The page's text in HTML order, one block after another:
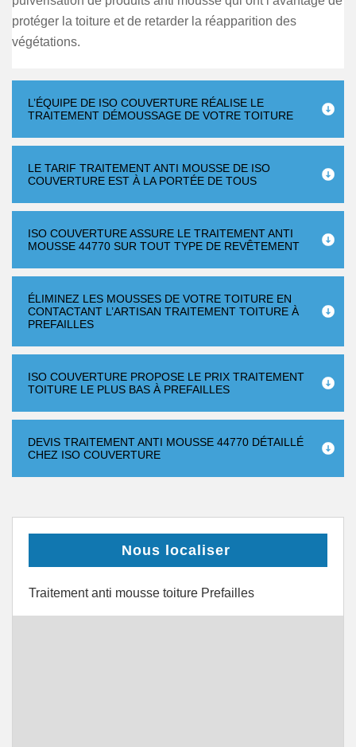
protéger la toiture et de retarder la réapparition des
végétations.
L’ÉQUIPE DE ISO COUVERTURE RÉALISE LE
TRAITEMENT DÉMOUSSAGE DE VOTRE TOITURE
LE TARIF TRAITEMENT ANTI MOUSSE DE ISO
COUVERTURE EST À LA PORTÉE DE TOUS
ISO COUVERTURE ASSURE LE TRAITEMENT ANTI
MOUSSE 44770 SUR TOUT TYPE DE REVÊTEMENT
ÉLIMINEZ LES MOUSSES DE VOTRE TOITURE EN
CONTACTANT L’ARTISAN TRAITEMENT TOITURE À
PREFAILLES
ISO COUVERTURE PROPOSE LE PRIX TRAITEMENT
TOITURE LE PLUS BAS À PREFAILLES
DEVIS TRAITEMENT ANTI MOUSSE 44770 DÉTAILLÉ
CHEZ ISO COUVERTURE
Nous localiser
Traitement anti mousse toiture Prefailles